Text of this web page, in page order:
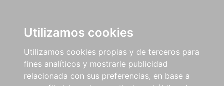
Utilizamos cookies
Utilizamos cookies propias y de terceros para
fines analíticos y mostrarle publicidad
relacionada con sus preferencias, en base a